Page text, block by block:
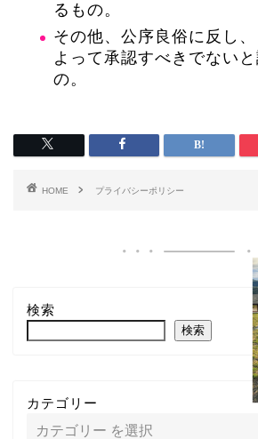
るもの。
その他、公序良俗に反し
よって承認すべきでない
の。
HOME プライバシーポリシー
検索
検索
カテゴリー